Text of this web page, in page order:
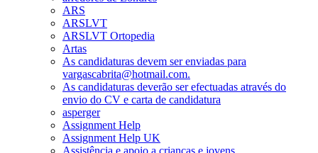
ARS
ARSLVT
ARSLVT Ortopedia
Artas
As candidaturas devem ser enviadas para
vargascabrita@hotmail.com.
As candidaturas deverão ser efectuadas através do
envio do CV e carta de candidatura
asperger
Assignment Help
Assignment Help UK
Assistência e apoio a crianças e jovens